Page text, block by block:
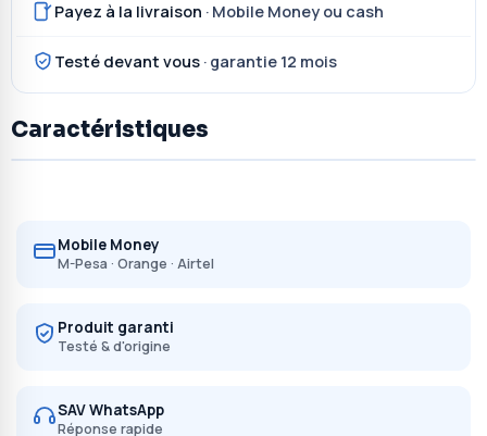
Payez à la livraison · Mobile Money ou cash
Testé devant vous · garantie 12 mois
Caractéristiques
Mobile Money
M-Pesa · Orange · Airtel
Produit garanti
Testé & d'origine
SAV WhatsApp
Réponse rapide